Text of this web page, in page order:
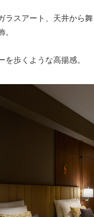
ラスアート、天井から
歩くような高揚感。